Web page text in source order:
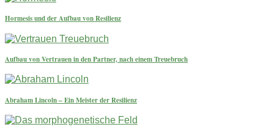
Hormesis und der Aufbau von Resilienz
Aufbau von Vertrauen in den Partner, nach einem Treuebruch
Abraham Lincoln – Ein Meister der Resilienz